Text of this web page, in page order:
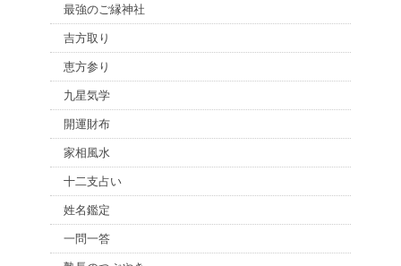
最強のご縁神社
吉方取り
恵方参り
九星気学
開運財布
家相風水
十二支占い
姓名鑑定
一問一答